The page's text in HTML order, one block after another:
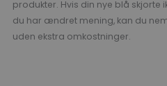
produkter. Hvis din nye blå skjorte
du har ændret mening, kan du
uden ekstra omkostninger.